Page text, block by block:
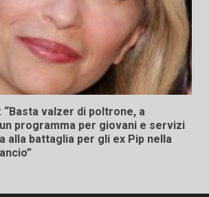
“Basta valzer di poltrone, a
programma per giovani e servizi
alla battaglia per gli ex Pip nella